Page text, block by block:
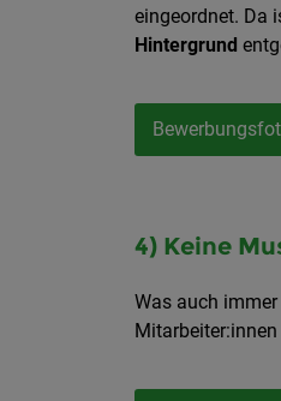
eingeordnet. Da
Hintergrund
4) Keine
Was auch